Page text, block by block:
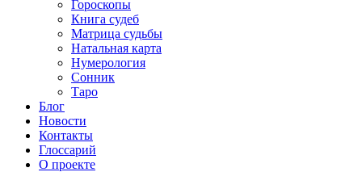
Гороскопы
Книга судеб
Матрица судьбы
Натальная карта
Нумерология
Сонник
Таро
Блог
Новости
Контакты
Глоссарий
О проекте